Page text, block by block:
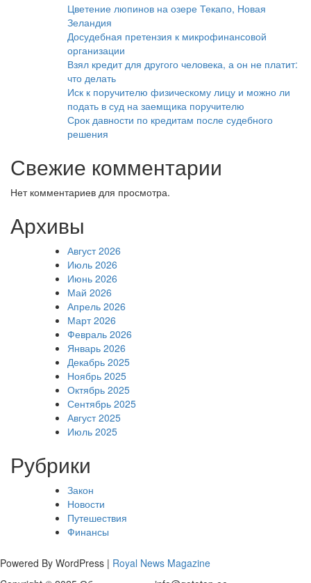
Цветение люпинов на озере Текапо, Новая
Зеландия
Досудебная претензия к микрофинансовой
организации
Взял кредит для другого человека, а он не платит:
что делать
Иск к поручителю физическому лицу и можно ли
подать в суд на заемщика поручителю
Срок давности по кредитам после судебного
решения
Свежие комментарии
Нет комментариев для просмотра.
Архивы
Август 2026
Июль 2026
Июнь 2026
Май 2026
Апрель 2026
Март 2026
Февраль 2026
Январь 2026
Декабрь 2025
Ноябрь 2025
Октябрь 2025
Сентябрь 2025
Август 2025
Июль 2025
Рубрики
Закон
Новости
Путешествия
Финансы
Powered By WordPress | Royal News Magazine